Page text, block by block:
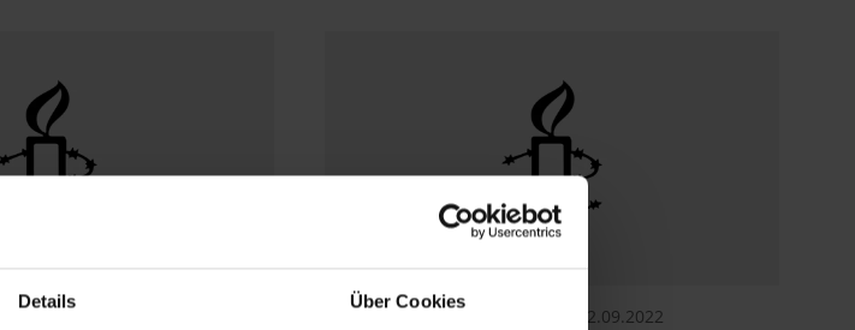
Details Über Cookies
17.10.2022 AMNESTY JOURNAL 12.09.2022